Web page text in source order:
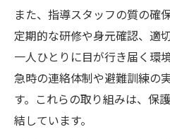
個別指導の安全対
個別指導の契約前
個別指導で避ける
個別指導の安全性
教室選びで重視すべき
また、指導スタッフの質の確
定期的な研修や身元確認、適
一人ひとりに目が行き届く環
急時の連絡体制や避難訓練の
す。これらの取り組みは、保
結しています。